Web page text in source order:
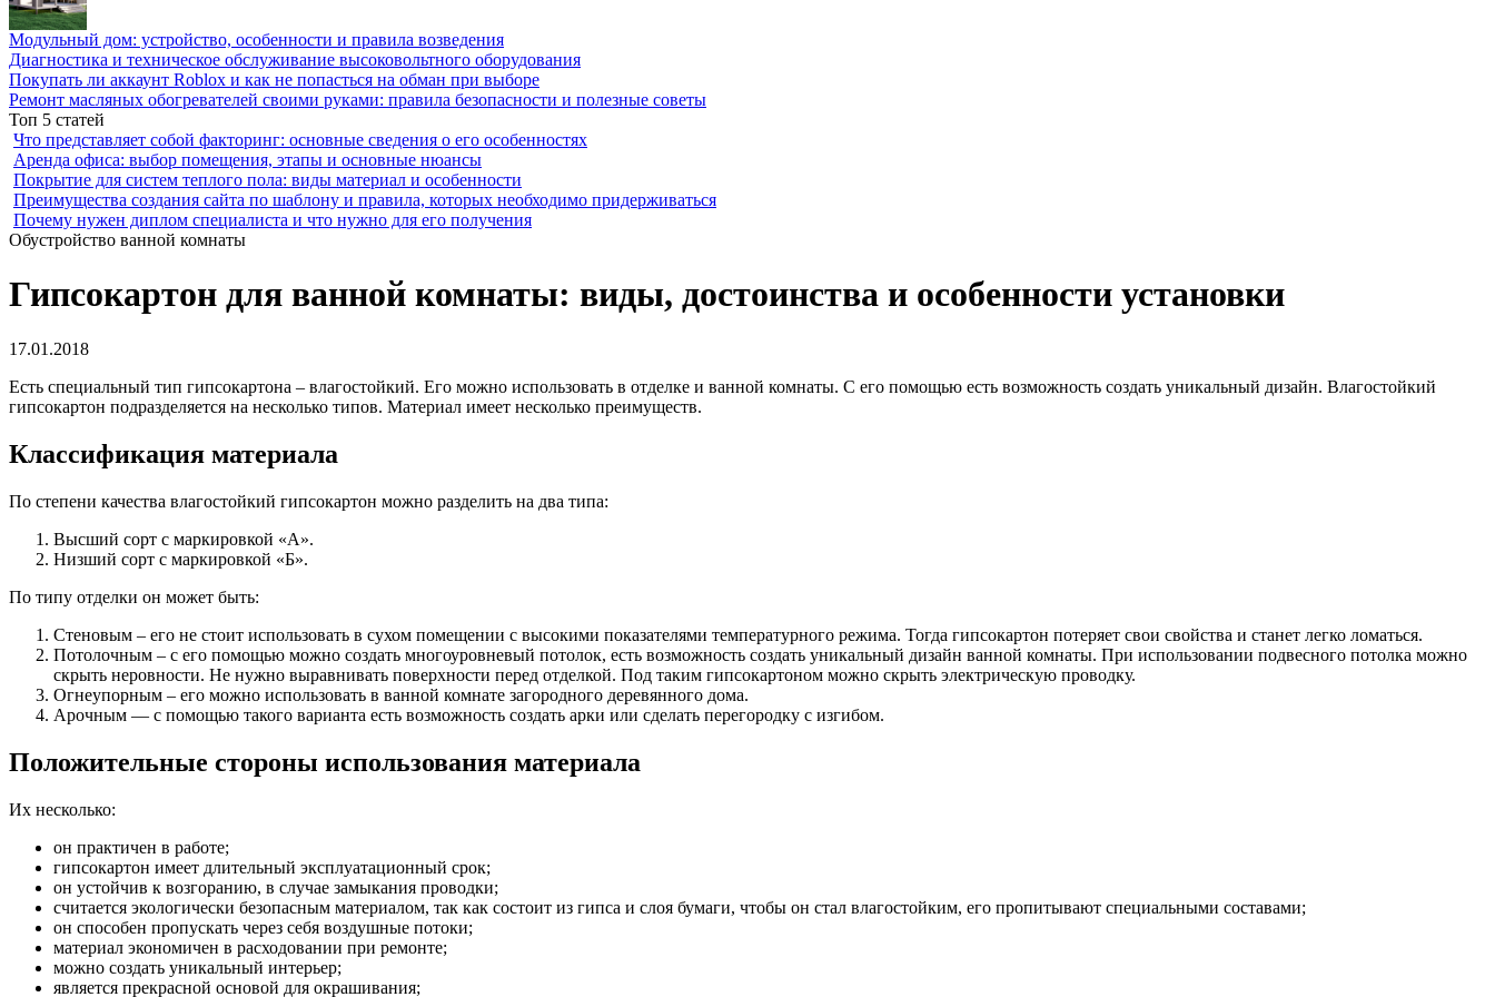
Модульный дом: устройство, особенности и правила возведения
Диагностика и техническое обслуживание высоковольтного оборудования
Покупать ли аккаунт Roblox и как не попасться на обман при выборе
Ремонт масляных обогревателей своими руками: правила безопасности и полезные советы
Топ 5 статей
Что представляет собой факторинг: основные сведения о его особенностях
Аренда офиса: выбор помещения, этапы и основные нюансы
Покрытие для систем теплого пола: виды материал и особенности
Преимущества создания сайта по шаблону и правила, которых необходимо придерживаться
Почему нужен диплом специалиста и что нужно для его получения
Обустройство ванной комнаты
Гипсокартон для ванной комнаты: виды, достоинства и особенности установки
17.01.2018
Есть специальный тип гипсокартона – влагостойкий. Его можно использовать в отделке и ванной комнаты. С его помощью есть возможность создать уникальный дизайн. Влагостойкий
гипсокартон подразделяется на несколько типов. Материал имеет несколько преимуществ.
Классификация материала
По степени качества влагостойкий гипсокартон можно разделить на два типа:
Высший сорт с маркировкой «А».
Низший сорт с маркировкой «Б».
По типу отделки он может быть:
Стеновым – его не стоит использовать в сухом помещении с высокими показателями температурного режима. Тогда гипсокартон потеряет свои свойства и станет легко ломаться.
Потолочным – с его помощью можно создать многоуровневый потолок, есть возможность создать уникальный дизайн ванной комнаты. При использовании подвесного потолка можно
скрыть неровности. Не нужно выравнивать поверхности перед отделкой. Под таким гипсокартоном можно скрыть электрическую проводку.
Огнеупорным – его можно использовать в ванной комнате загородного деревянного дома.
Арочным — с помощью такого варианта есть возможность создать арки или сделать перегородку с изгибом.
Положительные стороны использования материала
Их несколько:
он практичен в работе;
гипсокартон имеет длительный эксплуатационный срок;
он устойчив к возгоранию, в случае замыкания проводки;
считается экологически безопасным материалом, так как состоит из гипса и слоя бумаги, чтобы он стал влагостойким, его пропитывают специальными составами;
он способен пропускать через себя воздушные потоки;
материал экономичен в расходовании при ремонте;
можно создать уникальный интерьер;
является прекрасной основой для окрашивания;